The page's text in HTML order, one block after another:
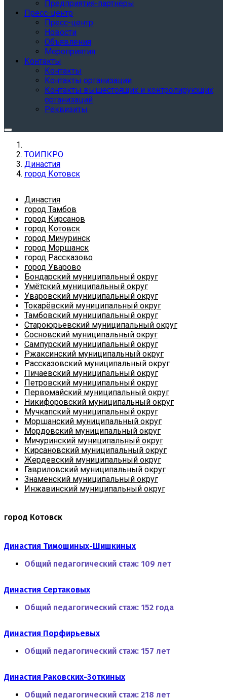
Предприятия-партнёры
Пресс-центр
Пресс-центр
Новости
Объявления
Мероприятия
Контакты
Контакты
Контакты организации
Контакты вышестоящих и контролирующих
организаций
Реквизиты
ТОИПКРО
Династия
город Котовск
Династия
город Тамбов
город Кирсанов
город Котовск
город Мичуринск
город Моршанск
город Рассказово
город Уварово
Бондарский муниципальный округ
Умётский муниципальный округ
Уваровский муниципальный округ
Токарёвский муниципальный округ
Тамбовский муниципальный округ
Староюрьевский муниципальный округ
Сосновский муниципальный округ
Сампурский муниципальный округ
Ржаксинский муниципальный округ
Рассказовский муниципальный округ
Пичаевский муниципальный округ
Петровский муниципальный округ
Первомайский муниципальный округ
Никифоровский муниципальный округ
Мучкапский муниципальный округ
Моршанский муниципальный округ
Мордовский муниципальный округ
Мичуринский муниципальный округ
Кирсановский муниципальный округ
Жердевский муниципальный округ
Гавриловский муниципальный округ
Знаменский муниципальный округ
Инжавинский муниципальный округ
город Котовск
Династия Тимошиных-Шишкиных
Общий педагогический стаж: 109 лет
Династия Сертаковых
Общий педагогический стаж: 152 года
Династия Порфирьевых
Общий педагогический стаж: 157 лет
Династия Раковских-Зоткиных
Общий педагогический стаж: 218 лет